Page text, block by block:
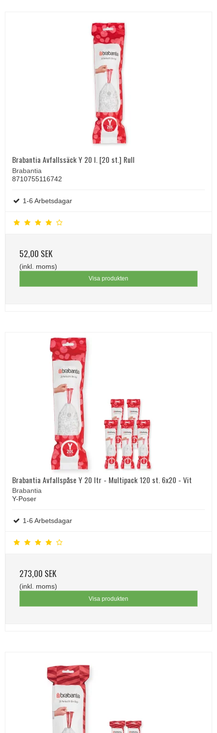
Brabantia Avfallssäck Y 20 l. [20 st.] Rull
Brabantia
8710755116742
1-6 Arbetsdagar
52,00 SEK
(inkl. moms)
Visa produkten
Brabantia Avfallspåse Y 20 ltr - Multipack 120 st. 6x20 - Vit
Brabantia
Y-Poser
1-6 Arbetsdagar
273,00 SEK
(inkl. moms)
Visa produkten